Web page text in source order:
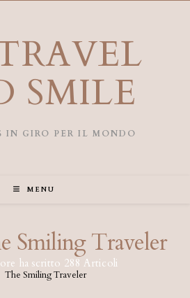
SMILE
IN GIRO PER IL MONDO
MENU
Smiling Traveler
ha scritto 288 Articoli
The Smiling Traveler